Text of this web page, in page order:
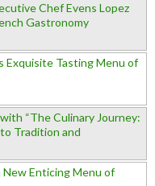
Chef Evens Lopez
Gastronomy
Exquisite Tasting Menu of
“The Culinary Journey:
to Tradition and
New Enticing Menu of